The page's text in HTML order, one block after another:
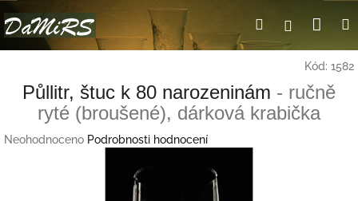
na
obsah
HledatPřihlášení
Kód: 1582
Půllitr, štuc k 80 narozeninám - ručně
ryté (broušené), dárková krabička
Průměrné
Neohodnoceno Podrobnosti hodnocení